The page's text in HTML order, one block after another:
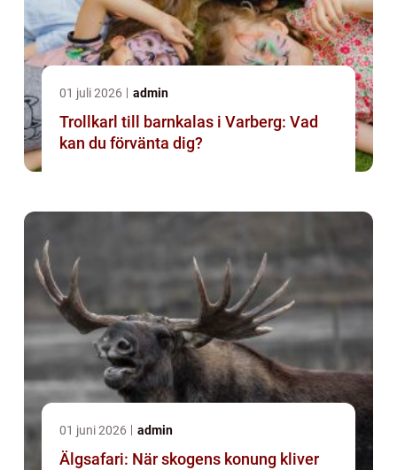
01 juli 2026 admin
Trollkarl till barnkalas i Varberg: Vad
kan du förvänta dig?
01 juni 2026 admin
Älgsafari: När skogens konung kliver